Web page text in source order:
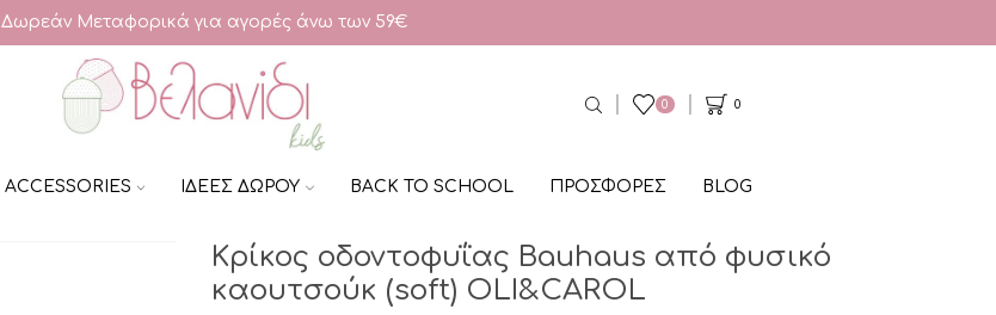
Δωρεάν Μεταφορικά για αγορές άνω των 59€
0 0
ACCESSORIES ΙΔΕΕΣ ΔΩΡΟΥ BACK TO SCHOOL ΠΡΟΣΦΟΡΕΣ BLOG
Κρίκος οδοντοφυΐας Bauhaus από φυσικό
καουτσούκ (soft) OLI&CAROL